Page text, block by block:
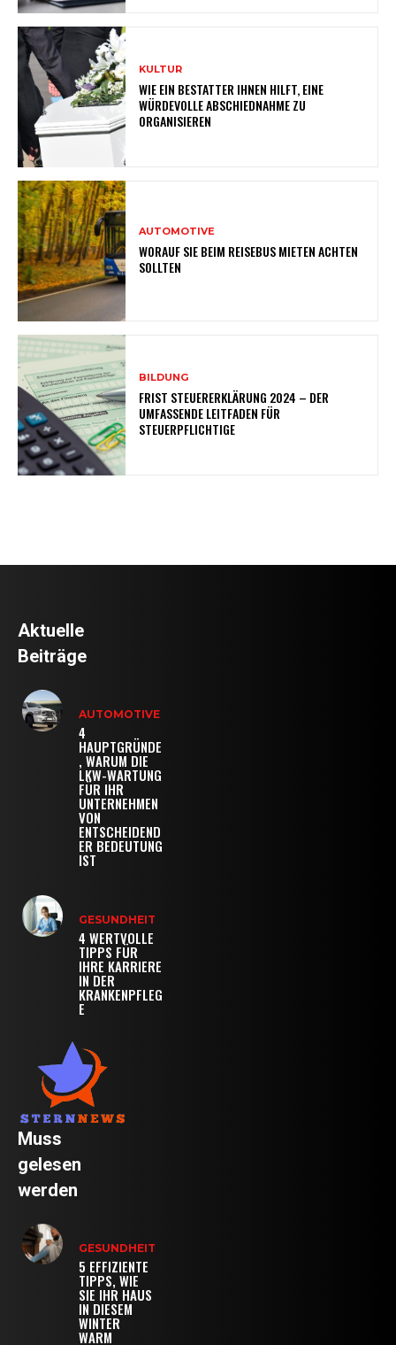
KULTUR
WIE EIN BESTATTER IHNEN HILFT, EINE
WÜRDEVOLLE ABSCHIEDNAHME ZU
ORGANISIEREN
AUTOMOTIVE
WORAUF SIE BEIM REISEBUS MIETEN ACHTEN
SOLLTEN
BILDUNG
FRIST STEUERERKLÄRUNG 2024 – DER
UMFASSENDE LEITFADEN FÜR
STEUERPFLICHTIGE
Aktuelle
Beiträge
AUTOMOTIVE
4
HAUPTGRÜNDE
, WARUM DIE
LKW-WARTUNG
FÜR IHR
UNTERNEHMEN
VON
ENTSCHEIDEND
ER BEDEUTUNG
IST
GESUNDHEIT
4 WERTVOLLE
TIPPS FÜR
IHRE KARRIERE
IN DER
KRANKENPFLEG
E
Muss
gelesen
werden
GESUNDHEIT
5 EFFIZIENTE
TIPPS, WIE
SIE IHR HAUS
IN DIESEM
WINTER
WARM